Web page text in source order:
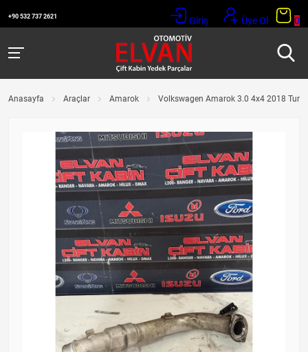
+90 532 737 2621 Giriş Üye Ol 0
Anasayfa Araçlar Amarok Volkswagen Amarok 3.0 4x4 2018